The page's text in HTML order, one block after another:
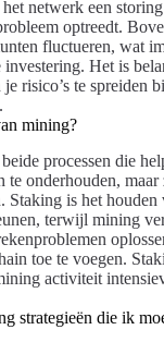
netwerk een
optreedt.
fluctueren, wat
investering. Het is
risico’s te spreiden
mining?
processen die
te onderhouden,
Staking is het houden
terwijl mining
toe te voegen.
activiteit
strategieën die ik